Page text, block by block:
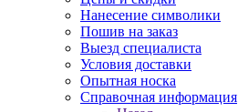
Нанесение символики
Пошив на заказ
Выезд специалиста
Условия доставки
Опытная носка
Справочная информация